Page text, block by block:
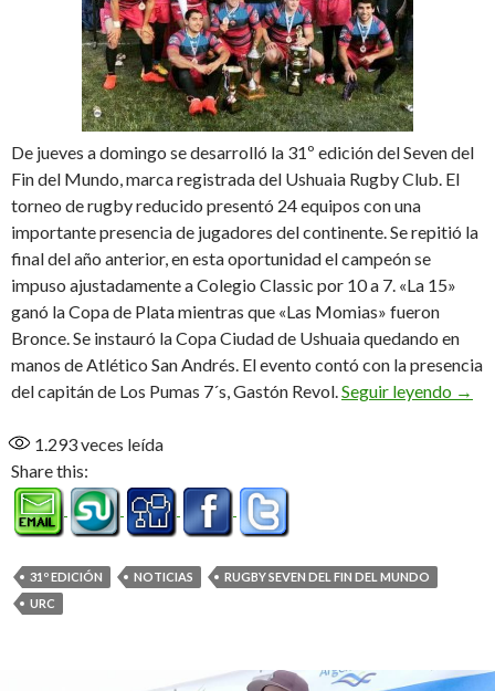
De jueves a domingo se desarrolló la 31º edición del Seven del
Fin del Mundo, marca registrada del Ushuaia Rugby Club. El
torneo de rugby reducido presentó 24 equipos con una
importante presencia de jugadores del continente. Se repitió la
final del año anterior, en esta oportunidad el campeón se
impuso ajustadamente a Colegio Classic por 10 a 7. «La 15»
ganó la Copa de Plata mientras que «Las Momias» fueron
Bronce. Se instauró la Copa Ciudad de Ushuaia quedando en
manos de Atlético San Andrés. El evento contó con la presencia
del capitán de Los Pumas 7´s, Gastón Revol.Seguir leyendo →
1.293veces leída
Share this:
31º EDICIÓN NOTICIAS
RUGBY SEVEN DEL FIN DEL MUNDO
URC